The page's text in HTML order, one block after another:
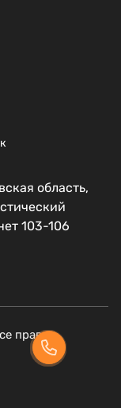
её в
комнаты.
годы.
может
область,
103-106
права